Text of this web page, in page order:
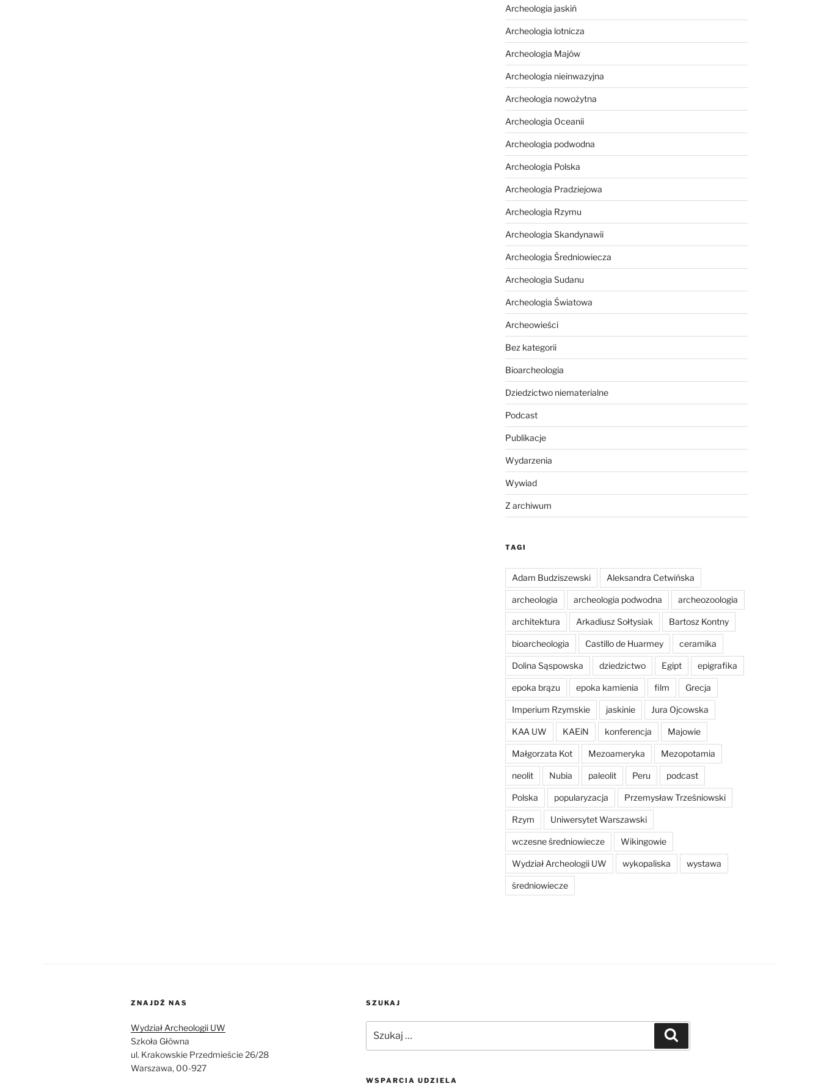
Archeologia jaskiń
Archeologia lotnicza
Archeologia Majów
Archeologia nieinwazyjna
Archeologia nowożytna
Archeologia Oceanii
Archeologia podwodna
Archeologia Polska
Archeologia Pradziejowa
Archeologia Rzymu
Archeologia Skandynawii
Archeologia Średniowiecza
Archeologia Sudanu
Archeologia Światowa
Archeowieści
Bez kategorii
Bioarcheologia
Dziedzictwo niematerialne
Podcast
Publikacje
Wydarzenia
Wywiad
Z archiwum
TAGI
Adam Budziszewski Aleksandra Cetwińska
archeologia archeologia podwodna archeozoologia
architektura Arkadiusz Sołtysiak Bartosz Kontny
bioarcheologia Castillo de Huarmey ceramika
Dolina Sąspowska dziedzictwo Egipt epigrafika
epoka brązu epoka kamienia film Grecja
Imperium Rzymskie jaskinie Jura Ojcowska
KAA UW KAEiN konferencja Majowie
Małgorzata Kot Mezoameryka Mezopotamia
neolit Nubia paleolit Peru podcast
Polska popularyzacja Przemysław Trześniowski
Rzym Uniwersytet Warszawski
wczesne średniowiecze Wikingowie
Wydział Archeologii UW wykopaliska wystawa
średniowiecze
ZNAJDŹ NAS
Wydział Archeologii UW
Szkoła Główna
ul. Krakowskie Przedmieście 26/28
Warszawa, 00-927
SZUKAJ
WSPARCIA UDZIELA